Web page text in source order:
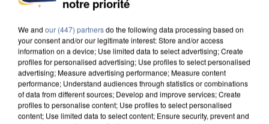
DE SOLIDARITÉ AVEC LES...
We and our (447) partnersdo the following data processing based on
your consent and/or our legitimate interest: Store and/or access
information on a device; Use limited data to select advertising; Create
profiles for personalised advertising; Use profiles to select personalised
advertising; Measure advertising performance; Measure content
performance; Understand audiences through statistics or combinations
of data from different sources; Develop and improve services; Create
profiles to personalise content; Use profiles to select personalised
content; Use limited data to select content; Ensure security, prevent and